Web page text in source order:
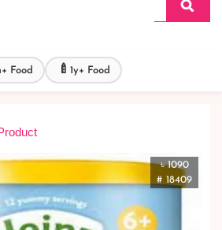
Food 🍼 1y+ Food
৳ 1090
# 18409